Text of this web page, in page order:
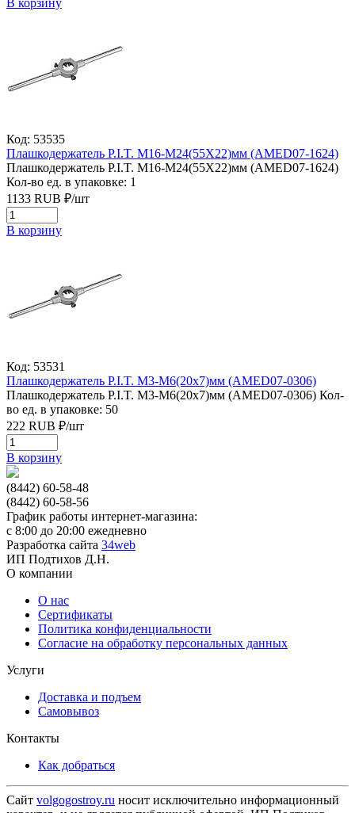
Код: 53535
Плашкодержатель P.I.T. M16-M24(55X22)мм (AMED07-1624)
Плашкодержатель P.I.T. M16-M24(55X22)мм (AMED07-1624)
Кол-во ед. в упаковке: 1
1133 RUB ₽/шт
В корзину
Код: 53531
Плашкодержатель P.I.T. M3-M6(20x7)мм (AMED07-0306)
Плашкодержатель P.I.T. M3-M6(20x7)мм (AMED07-0306) Кол-
во ед. в упаковке: 50
222 RUB ₽/шт
В корзину
(8442) 60-58-48
(8442) 60-58-56
График работы интернет-магазина:
с 8:00 до 20:00 ежедневно
Разработка сайта 34web
ИП Подтихов Д.Н.
О компании
О нас
Сертификаты
Политика конфиденциальности
Согласие на обработку персональных данных
Услуги
Доставка и подъем
Самовывоз
Контакты
Как добраться
Сайт volgogostroy.ru носит исключительно информационный